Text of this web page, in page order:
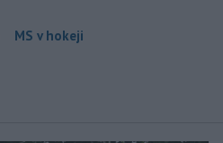
MS v hokeji